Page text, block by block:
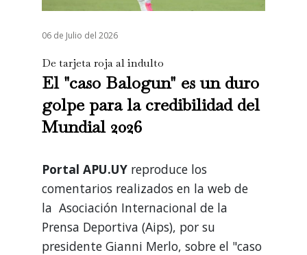
06 de Julio del 2026
De tarjeta roja al indulto
El "caso Balogun" es un duro
golpe para la credibilidad del
Mundial 2026
Portal APU.UY reproduce los
comentarios realizados en la web de
la Asociación Internacional de la
Prensa Deportiva (Aips), por su
presidente Gianni Merlo, sobre el "caso